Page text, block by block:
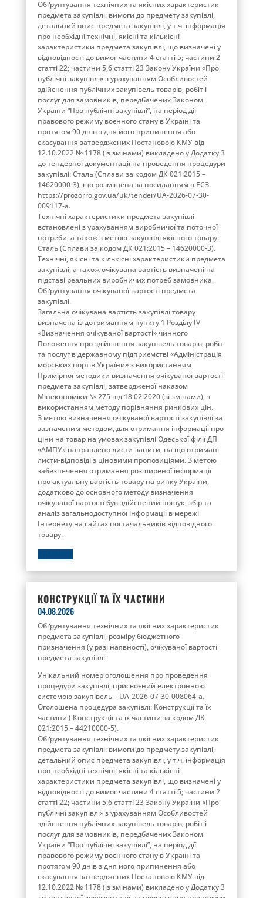
Обґрунтування технічних та якісних характеристик
предмета закупівлі: вимоги до предмету закупівлі,
детальний опис предмета закупівлі, у т.ч. інформація
про необхідні технічні, якісні та кількісні
характеристики предмета закупівлі, що визначені у
відповідності до вимог частини 4 статті 5; частини 2
статті 22; частини 5,6 статті 23 Закону України «Про
публічні закупівлі» з урахуванням Особливостей
здійснення публічних закупівель товарів, робіт і
послуг для замовників, передбачених Законом
України “Про публічні закупівлі”, на період дії
правового режиму воєнного стану в Україні та
протягом 90 днів з дня його припинення або
скасування затверджених Постановою КМУ від
12.10.2022 № 1178 (із змінами) викладено у Додатку 3
до тендерної документації на проведення процедури
закупівлі: Сталь (Сплави за кодом ДК 021:2015 –
14620000-3), що розміщена за посиланням в ЕСЗ
https://prozorro.gov.ua/uk/tender/UA-2026-07-30-
009117-a.
Технічні характеристики предмета закупівлі
встановлені з урахуванням виробничої та поточної
потреби, а також з метою закупівлі якісного товару:
Сталь (Сплави за кодом ДК 021:2015 – 14620000-3).
Технічні, якісні та кількісні характеристики предмета
закупівлі, а також очікувана вартість визначені на
підставі реальних виробничих потреб замовника.
Обґрунтування очікуваної вартості предмета
закупівлі.
Загальна очікувана вартість закупівлі товару
визначена із дотриманням пункту 1 Розділу ІV
«Визначення очікуваної вартості» чинного
Положення про здійснення закупівель товарів, робіт
та послуг в державному підприємстві «Адміністрація
морських портів України» з використанням
Примірної методики визначення очікуваної вартості
предмета закупівлі, затвердженої наказом
Мінекономіки № 275 від 18.02.2020 (зі змінами), з
використанням методу порівняння ринкових цін.
З метою визначення очікуваної вартості закупівлі за
зазначеним методом, для отримання інформації про
ціни на товар на умовах закупівлі Одеської філії ДП
«АМПУ» направлено листи-запити, на що отримані
листи-відповіді з ціновими пропозиціями. З метою
забезпечення отримання розширеної інформації
про актуальну вартість товару на ринку України,
додатково до основного методу визначення
очікуваної вартості був здійснений пошук, збір та
аналіз загальнодоступної інформації в мережі
Інтернету на сайтах постачальників відповідного
товару.
КОНСТРУКЦІЇ ТА ЇХ ЧАСТИНИ
04.08.2026
Обґрунтування технічних та якісних характеристик
предмета закупівлі, розміру бюджетного
призначення (у разі наявності), очікуваної вартості
предмета закупівлі
Унікальний номер оголошення про проведення
процедури закупівлі, присвоєний електронною
системою закупівель – UA-2026-07-30-008064-a.
Оголошена процедура закупівлі: Конструкції та їх
частини ( Конструкції та їх частини за кодом ДК
021:2015 – 44210000-5).
Обґрунтування технічних та якісних характеристик
предмета закупівлі: вимоги до предмету закупівлі,
детальний опис предмета закупівлі, у т.ч. інформація
про необхідні технічні, якісні та кількісні
характеристики предмета закупівлі, що визначені у
відповідності до вимог частини 4 статті 5; частини 2
статті 22; частини 5,6 статті 23 Закону України «Про
публічні закупівлі» з урахуванням Особливостей
здійснення публічних закупівель товарів, робіт і
послуг для замовників, передбачених Законом
України “Про публічні закупівлі”, на період дії
правового режиму воєнного стану в Україні та
протягом 90 днів з дня його припинення або
скасування затверджених Постановою КМУ від
12.10.2022 № 1178 (із змінами) викладено у Додатку 3